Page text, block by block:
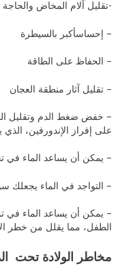
-تقليل آلام المخاض والحاجة
– إحساسأكبر بالسيطرة
– الحفاظ على الطاقة
– تقليل آثار منطقة العجان
– خفض ضغط الدم وتقليل
على إفراز الإندورفين،
– يمكن أن يساعد الماء في
– التواجد في الماء يجعلك
– يمكن أن يساعد الماء في
الطفل، مما يقلل من خطر
مخاطر الولادة تحت